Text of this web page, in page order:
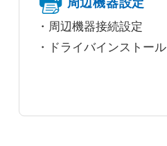
周辺機器設定
周辺機器接続設定
ドライバインストール